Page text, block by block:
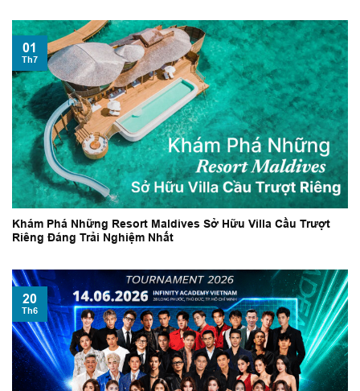
Khám Phá Những Resort Maldives Sở Hữu Villa Cầu Trượt
Riêng Đáng Trải Nghiệm Nhất
01
Th7
20
Th6